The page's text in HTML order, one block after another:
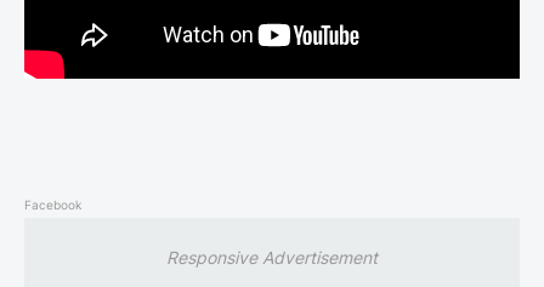
Facebook
Responsive Advertisement